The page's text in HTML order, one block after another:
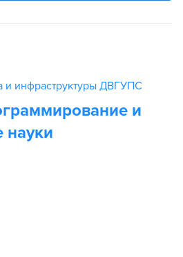
и инфраструктуры ДВГУПС
и
науки